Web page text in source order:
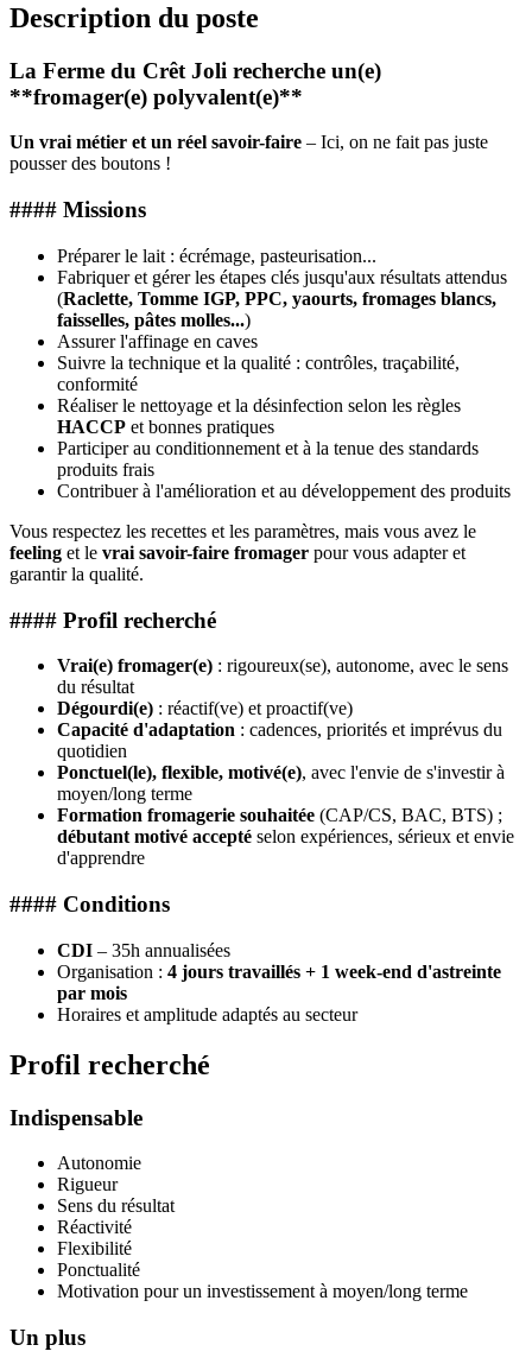
Description du poste
La Ferme du Crêt Joli recherche un(e)
**fromager(e) polyvalent(e)**
Un vrai métier et un réel savoir-faire – Ici, on ne fait pas juste
pousser des boutons !
#### Missions
Préparer le lait : écrémage, pasteurisation...
Fabriquer et gérer les étapes clés jusqu'aux résultats attendus
(Raclette, Tomme IGP, PPC, yaourts, fromages blancs,
faisselles, pâtes molles...)
Assurer l'affinage en caves
Suivre la technique et la qualité : contrôles, traçabilité,
conformité
Réaliser le nettoyage et la désinfection selon les règles
HACCP et bonnes pratiques
Participer au conditionnement et à la tenue des standards
produits frais
Contribuer à l'amélioration et au développement des produits
Vous respectez les recettes et les paramètres, mais vous avez le
feeling et le vrai savoir-faire fromager pour vous adapter et
garantir la qualité.
#### Profil recherché
Vrai(e) fromager(e) : rigoureux(se), autonome, avec le sens
du résultat
Dégourdi(e) : réactif(ve) et proactif(ve)
Capacité d'adaptation : cadences, priorités et imprévus du
quotidien
Ponctuel(le), flexible, motivé(e), avec l'envie de s'investir à
moyen/long terme
Formation fromagerie souhaitée (CAP/CS, BAC, BTS) ;
débutant motivé accepté selon expériences, sérieux et envie
d'apprendre
#### Conditions
CDI – 35h annualisées
Organisation : 4 jours travaillés + 1 week-end d'astreinte
par mois
Horaires et amplitude adaptés au secteur
Profil recherché
Indispensable
Autonomie
Rigueur
Sens du résultat
Réactivité
Flexibilité
Ponctualité
Motivation pour un investissement à moyen/long terme
Un plus